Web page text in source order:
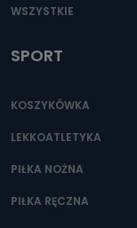
WSZYSTKIE
SPORT
KOSZYKÓWKA
LEKKOATLETYKA
PIŁKA NOŻNA
PIŁKA RĘCZNA